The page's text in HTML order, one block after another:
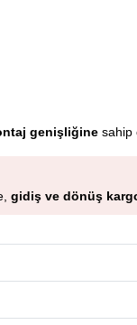
genişliğine sahip
gidiş ve dönüş